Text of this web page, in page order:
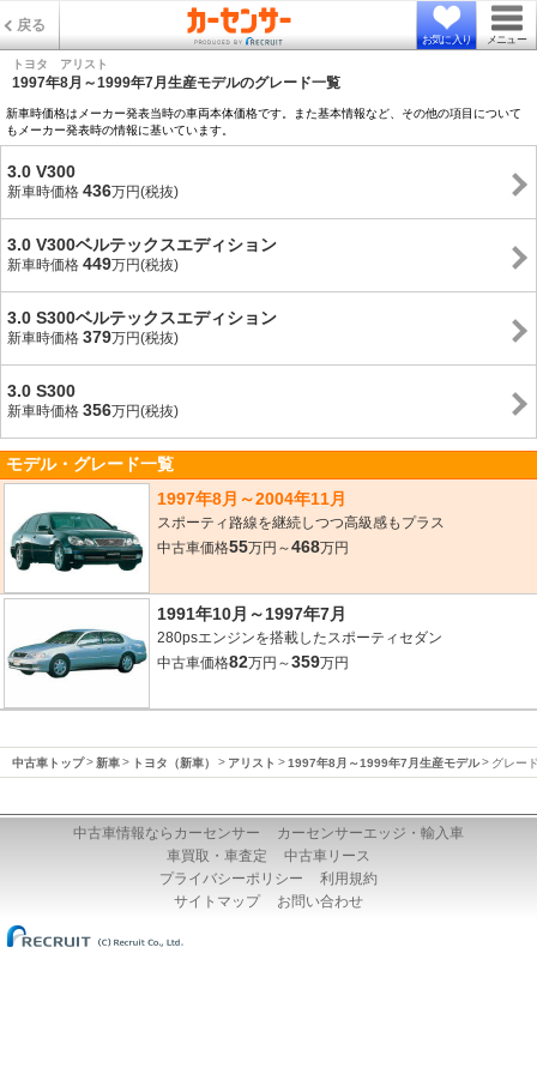
戻る
お気に入り メニュー
トヨタ アリスト
1997年8月～1999年7月生産モデルのグレード一覧
新車時価格はメーカー発表当時の車両本体価格です。また基本情報など、その他の項目について
もメーカー発表時の情報に基いています。
3.0 V300
新車時価格 436万円(税抜)
3.0 V300ベルテックスエディション
新車時価格 449万円(税抜)
3.0 S300ベルテックスエディション
新車時価格 379万円(税抜)
3.0 S300
新車時価格 356万円(税抜)
モデル・グレード一覧
1997年8月～2004年11月
スポーティ路線を継続しつつ高級感もプラス
中古車価格55万円～468万円
1991年10月～1997年7月
280psエンジンを搭載したスポーティセダン
中古車価格82万円～359万円
中古車トップ 新車 トヨタ（新車） アリスト 1997年8月～1999年7月生産モデル グレー
中古車情報ならカーセンサー
カーセンサーエッジ・輸入車
車買取・車査定
中古車リース
プライバシーポリシー
利用規約
サイトマップ
お問い合わせ